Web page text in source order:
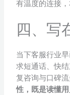
有温度的连接，
四、写
当下客服行业
求短通话、快
复咨询与口碑
性，既是读懂